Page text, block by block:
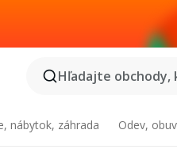
Hľadajte
nábytok, záhrada Odev,